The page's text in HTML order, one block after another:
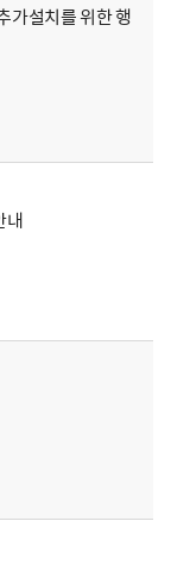
가설치를 위한 행
내